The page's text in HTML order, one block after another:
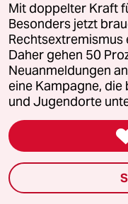
5 Über die
„Die
Mann in
6 Wichtiges
taz
Mit doppelter Kraft
Besonders jetzt
Rechtsextremismus
Daher gehen 50
Neuanmeldungen
eine Kampagne,
und Jugendorte